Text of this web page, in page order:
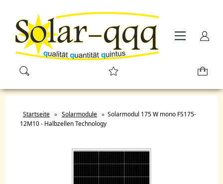
Startseite » Solarmodule » Solarmodul 175 W mono FS175-
12M10 - Halbzellen Technology